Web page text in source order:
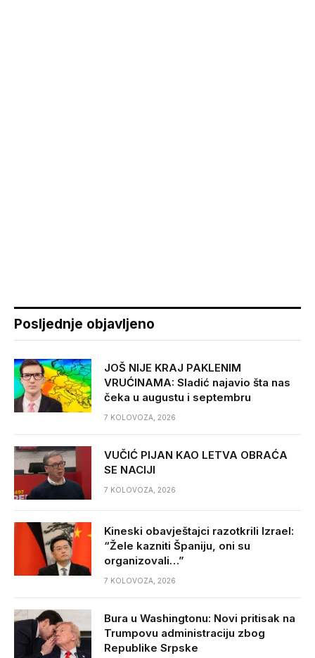
Posljednje objavljeno
JOŠ NIJE KRAJ PAKLENIM
VRUĆINAMA: Sladić najavio šta nas
čeka u augustu i septembru
7 KOLOVOZA, 2026
VUČIĆ PIJAN KAO LETVA OBRAĆA
SE NACIJI
7 KOLOVOZA, 2026
Kineski obavještajci razotkrili Izrael:
“Žele kazniti Španiju, oni su
organizovali…”
7 KOLOVOZA, 2026
Bura u Washingtonu: Novi pritisak na
Trumpovu administraciju zbog
Republike Srpske